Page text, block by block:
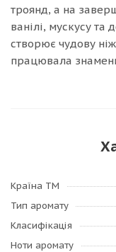
троянд, а на
ванілі, мускусу та
створює чудову
працювала
Країна ТМ
Тип аромату
Класифікація
Ноти аромату